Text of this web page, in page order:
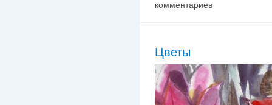
комментариев
Цветы